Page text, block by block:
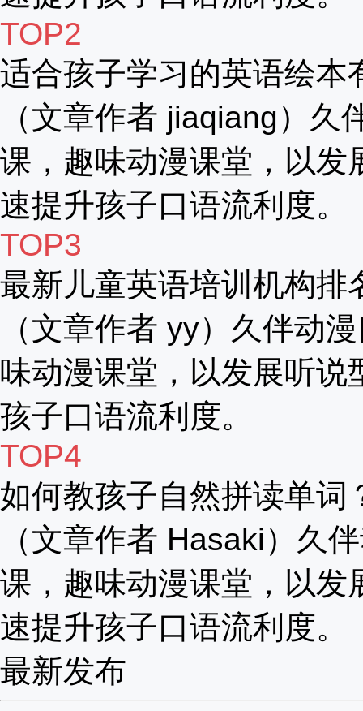
TOP2
适合孩子学习的英语绘本
（文章作者 jiaqiang）
课，趣味动漫课堂，以发
速提升孩子口语流利度。
TOP3
最新儿童英语培训机构排
（文章作者 yy）久伴动
味动漫课堂，以发展听说
孩子口语流利度。
TOP4
如何教孩子自然拼读单词
（文章作者 Hasaki）久
课，趣味动漫课堂，以发
速提升孩子口语流利度。
最新发布